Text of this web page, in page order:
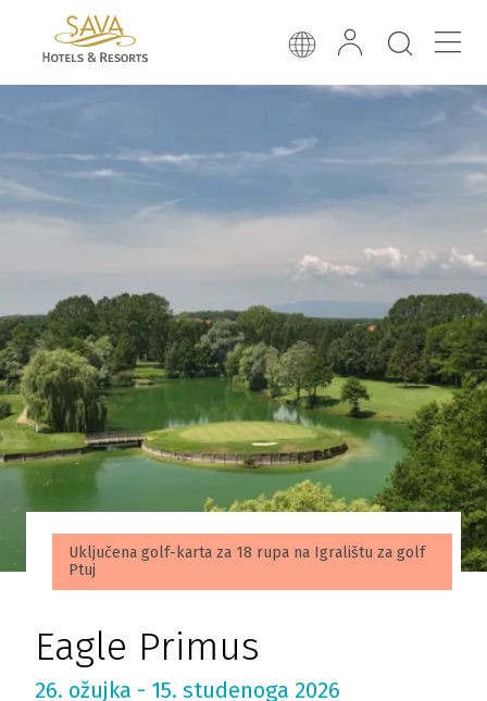
Uključena golf-karta za 18 rupa na Igralištu za golf
Ptuj
Eagle Primus
26. ožujka - 15. studenoga 2026